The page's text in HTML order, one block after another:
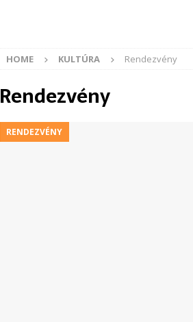
HOME KULTÚRA Rendezvény
Rendezvény
RENDEZVÉNY